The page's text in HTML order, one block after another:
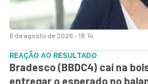
6 de agosto de 2026 - 18:14
REAÇÃO AO RESULTADO
Bradesco (BBDC4) cai na
entregar o esperado no